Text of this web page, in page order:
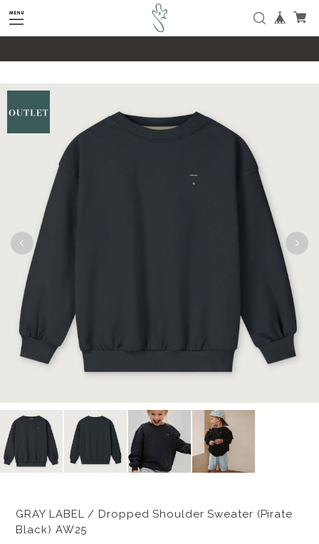
google-site-verification=SHQu5n4yz7-
tPsbAaiX89DBKMypZL6raQx7JsECLt-4
GRAY LABEL / Dropped Shoulder Sweater (Pirate
Black) AW25